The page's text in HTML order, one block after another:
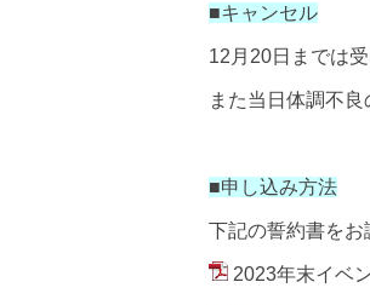
■キャンセル
12 月 20日までは
また当日体調不
■申し込み方法
下記の誓約書を
2023年末イベ